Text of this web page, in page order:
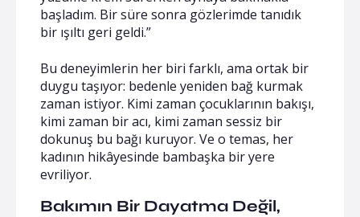
başladım. Bir süre sonra gözlerimde tanıdık
bir ışıltı geri geldi.”
Bu deneyimlerin her biri farklı, ama ortak bir
duygu taşıyor: bedenle yeniden bağ kurmak
zaman istiyor. Kimi zaman çocuklarının bakışı,
kimi zaman bir acı, kimi zaman sessiz bir
dokunuş bu bağı kuruyor. Ve o temas, her
kadının hikâyesinde bambaşka bir yere
evriliyor.
Bakımın Bir Dayatma Değil,